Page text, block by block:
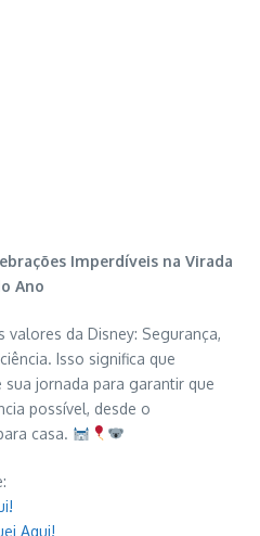
Imperdíveis na Virada
Ano
valores da Disney: Segurança,
Isso significa que
jornada para garantir que
possível, desde o
casa.
Aqui!